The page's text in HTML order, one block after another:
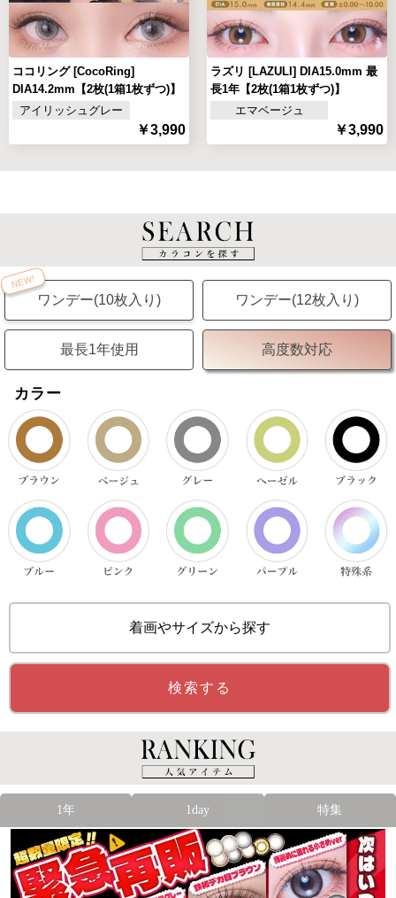
ココリング [CocoRing]
DIA14.2mm【2枚(1箱1枚ずつ)】
アイリッシュグレー
￥3,990
ラズリ [LAZULI] DIA15.0mm 最
長1年【2枚(1箱1枚ずつ)】
エマベージュ
￥3,990
NEW!
ワンデー(10枚入り) ワンデー(12枚入り)
最長1年使用 高度数対応
カラー
着画やサイズから探す
検索する
1年 1day 特集